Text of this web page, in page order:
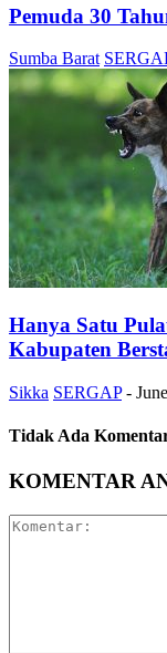
Pemuda 30
Sumba Barat
Hanya Satu
Kabupaten
Sikka SERGAP -
Tidak Ada
KOMENTAR